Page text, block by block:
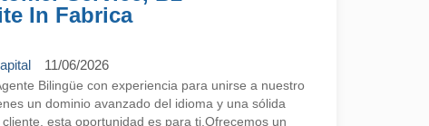
In Fabrica
11/06/2026
Bilingüe con experiencia para unirse a nuestro
un dominio avanzado del idioma y una sólida
esta oportunidad es para ti.Ofrecemos un